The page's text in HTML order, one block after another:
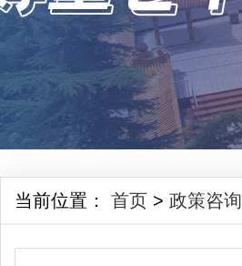
当前位置： 首页 > 政策咨询